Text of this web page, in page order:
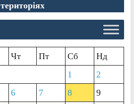
територіях
Чт Пт Сб
Нд
1
2
6 7 8
9